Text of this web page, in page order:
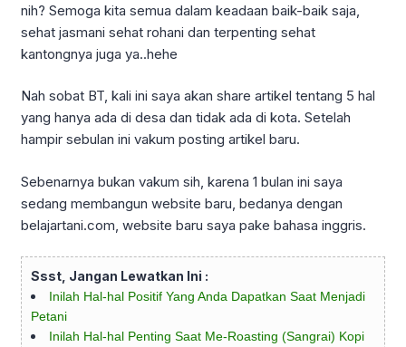
nih? Semoga kita semua dalam keadaan baik-baik saja,
sehat jasmani sehat rohani dan terpenting sehat
kantongnya juga ya..hehe
Nah sobat BT, kali ini saya akan share artikel tentang 5 hal
yang hanya ada di desa dan tidak ada di kota. Setelah
hampir sebulan ini vakum posting artikel baru.
Sebenarnya bukan vakum sih, karena 1 bulan ini saya
sedang membangun website baru, bedanya dengan
belajartani.com, website baru saya pake bahasa inggris.
Ssst, Jangan Lewatkan Ini :
Inilah Hal-hal Positif Yang Anda Dapatkan Saat Menjadi
Petani
Inilah Hal-hal Penting Saat Me-Roasting (Sangrai) Kopi